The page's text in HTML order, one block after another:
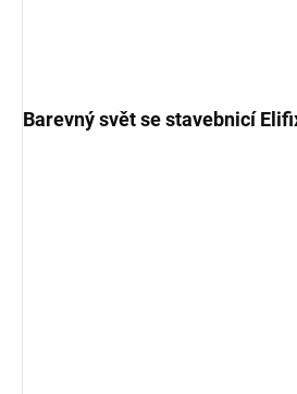
Barevný svět se stavebnicí